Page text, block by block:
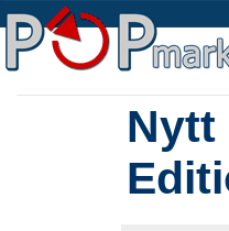
Nytt